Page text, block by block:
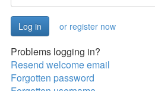
or register now
Problems logging in?
Resend welcome email
Forgotten password